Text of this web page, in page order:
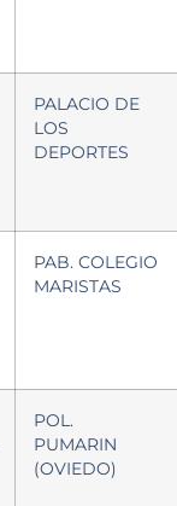
PALACIO DE
LOS
DEPORTES
PAB. COLEGIO
MARISTAS
POL.
PUMARIN
(OVIEDO)